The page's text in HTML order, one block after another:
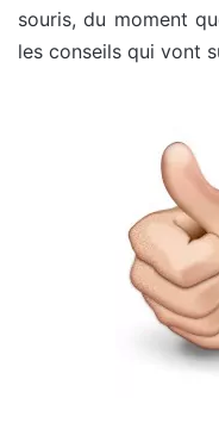
souris, du moment
les conseils qui vont